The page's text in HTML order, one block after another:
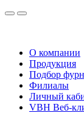
О компании
Продукция
Подбор
Филиалы
Личный
VBH Веб-